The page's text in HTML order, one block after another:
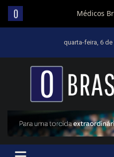
quarta-feira, 6
Um diário de notícias